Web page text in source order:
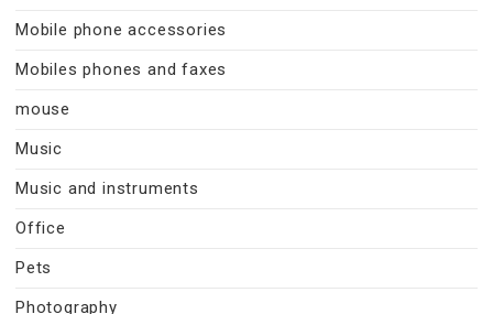
Mobile phone accessories
Mobiles phones and faxes
mouse
Music
Music and instruments
Office
Pets
Photography